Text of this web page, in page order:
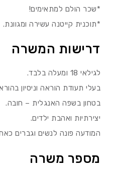
*שכר הולם למתאימים!
*תוכנית קייטנה עשירה ומגוונת.
דרישות המשרה
לגילאי 18 ומעלה בלבד.
בעלי תעודת הוראה וניסיון
בטחון בשפה האנגלית – חובה.
יצירתיות ואהבת ילדים.
המודעה פונה לנשים וגברים
מספר משרה